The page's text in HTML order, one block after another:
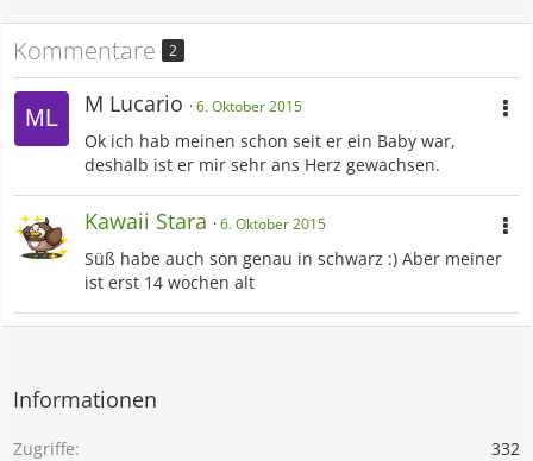
Kommentare 2
M Lucario 6. Oktober 2015
Ok ich hab meinen schon seit er ein Baby war,
deshalb ist er mir sehr ans Herz gewachsen.
Kawaii Stara 6. Oktober 2015
Süß habe auch son genau in schwarz :) Aber meiner
ist erst 14 wochen alt
Informationen
Zugriffe
332